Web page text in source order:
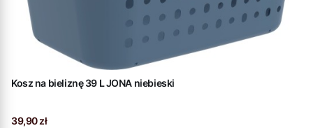
Kosz na bieliznę 39 L JONA niebieski
Cena
39,90 zł